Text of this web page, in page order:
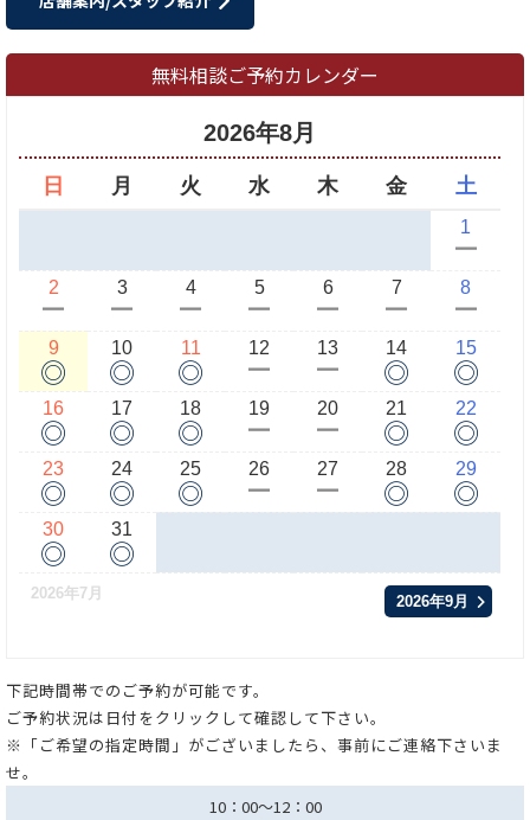
無料相談ご予約カレンダー
2026年8月
日 月 火 水 木 金 土
1
ー
2
ー
3
ー
4
ー
5
ー
6
ー
7
ー
8
ー
9
◎
10
◎
11
◎
12
ー
13
ー
14
◎
15
◎
16
◎
17
◎
18
◎
19
ー
20
ー
21
◎
22
◎
23
◎
24
◎
25
◎
26
ー
27
ー
28
◎
29
◎
30
◎
31
◎
2026年7月 2026年9月
下記時間帯でのご予約が可能です。
ご予約状況は日付をクリックして確認して下さい。
※「ご希望の指定時間」がございましたら、事前にご連絡下さいま
せ。
10：00～12：00